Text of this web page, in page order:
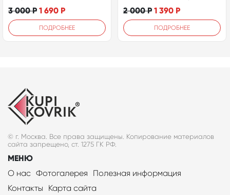
3 000Р 1 690 Р
ПОДРОБНЕЕ
2 000Р 1 390 Р
ПОДРОБНЕЕ
© г. Москва. Все права защищены. Копирование материалов
сайта запрещено, ст. 1275 ГК РФ.
МЕНЮ
О нас Фотогалерея
Полезная информация
Контакты
Карта сайта